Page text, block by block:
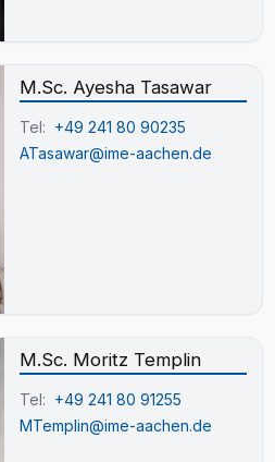
M.Sc. Ayesha Tasawar
Tel: +49 241 80 90235
ATasawar@ime-aachen.de
M.Sc. Moritz Templin
Tel: +49 241 80 91255
MTemplin@ime-aachen.de